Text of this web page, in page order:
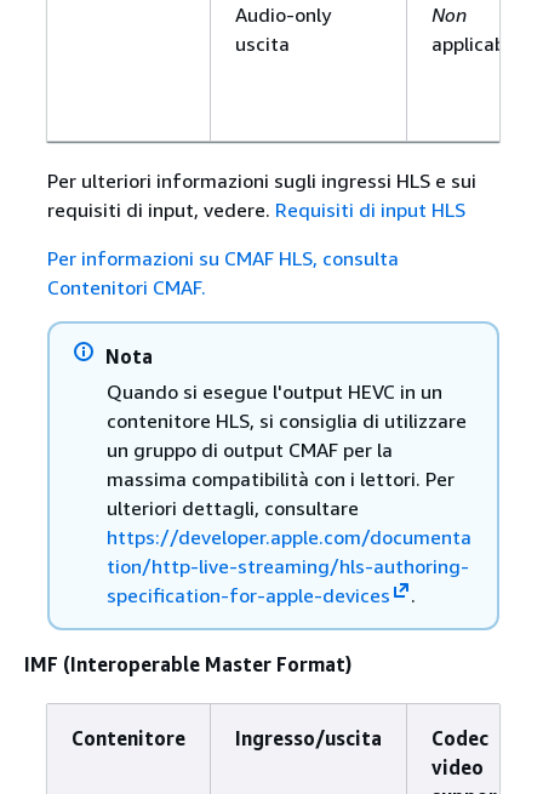
Audio-only
uscita
Non
applicabile
Per ulteriori informazioni sugli ingressi HLS e sui
requisiti di input, vedere. Requisiti di input HLS
Per informazioni su CMAF HLS, consulta
Contenitori CMAF.
Nota
Quando si esegue l'output HEVC in un
contenitore HLS, si consiglia di utilizzare
un gruppo di output CMAF per la
massima compatibilità con i lettori. Per
ulteriori dettagli, consultare
https://developer.apple.com/documenta
tion/http-live-streaming/hls-authoring-
specification-for-apple-devices
.
IMF (Interoperable Master Format)
Contenitore Ingresso/uscita
Codec
video